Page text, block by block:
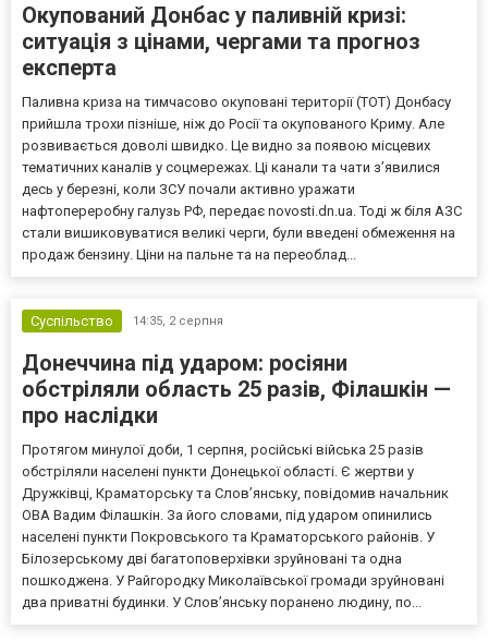
Окупований Донбас у паливній кризі:
ситуація з цінами, чергами та прогноз
експерта
Паливна криза на тимчасово окуповані території (ТОТ) Донбасу
прийшла трохи пізніше, ніж до Росії та окупованого Криму. Але
розвивається доволі швидко. Це видно за появою місцевих
тематичних каналів у соцмережах. Ці канали та чати з’явилися
десь у березні, коли ЗСУ почали активно уражати
нафтопереробну галузь РФ, передає novosti.dn.ua. Тоді ж біля АЗС
стали вишиковуватися великі черги, були введені обмеження на
продаж бензину. Ціни на пальне та на переоблад...
Суспільство 14:35, 2 серпня
Донеччина під ударом: росіяни
обстріляли область 25 разів, Філашкін —
про наслідки
Протягом минулої доби, 1 серпня, російські війська 25 разів
обстріляли населені пункти Донецької області. Є жертви у
Дружківці, Краматорську та Слов’янську, повідомив начальник
ОВА Вадим Філашкін. За його словами, під ударом опинились
населені пункти Покровського та Краматорського районів. У
Білозерському дві багатоповерхівки зруйновані та одна
пошкоджена. У Райгородку Миколаївської громади зруйновані
два приватні будинки. У Слов’янську поранено людину, по...